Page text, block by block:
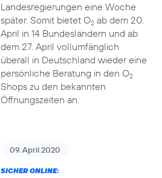
Landesregierungen eine Woche
später. Somit bietet O2ab dem 20.
April in 14 Bundesländern und ab
dem 27. April vollumfänglich
überall in Deutschland wieder eine
persönliche Beratung in den O2
Shops zu den bekannten
Öffnungszeiten an.
09. April 2020
SICHER ONLINE: